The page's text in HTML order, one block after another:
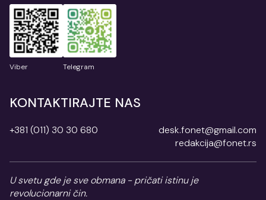
Viber Telegram
KONTAKTIRAJTE NAS
+381 (011) 30 30 680
desk.fonet@gmail.com
redakcija@fonet.rs
U svetu gde je sve obmana - pričati istinu je
revolucionarni čin.